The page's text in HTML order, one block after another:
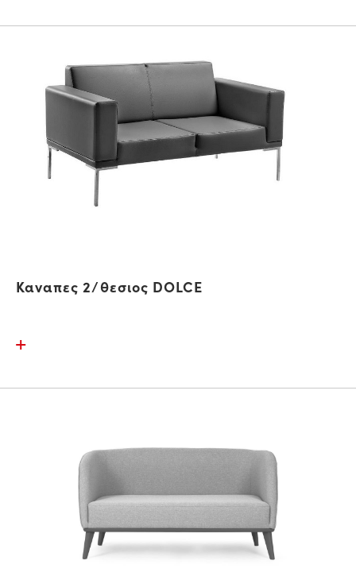
Καναπες 2/θεσιος DOLCE